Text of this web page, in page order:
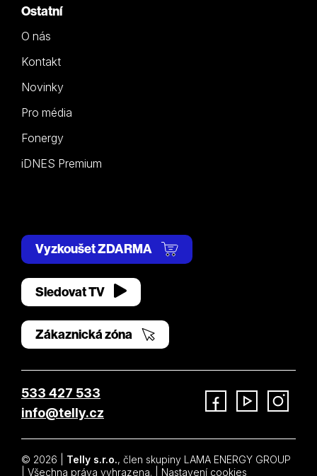
Ostatní
O nás
Kontakt
Novinky
Pro média
Fonergy
iDNES Premium
Vyzkoušet ZDARMA
Sledovat TV
Zákaznická zóna
533 427 533
info@telly.cz
© 2026 | Telly s.r.o., člen skupiny LAMA ENERGY GROUP
| Všechna práva vyhrazena. | Nastavení cookies